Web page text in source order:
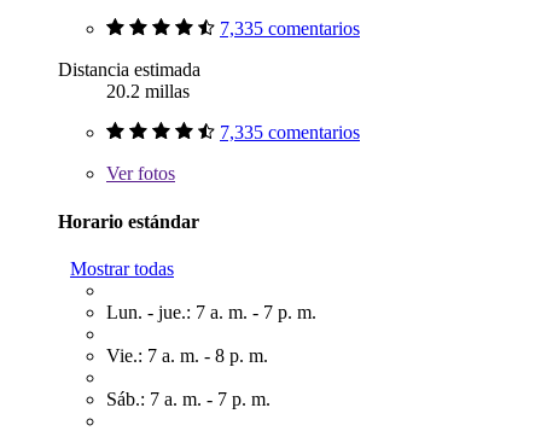
7,335 comentarios
Distancia estimada
20.2 millas
7,335 comentarios
Verfotos
Horario estándar
Mostrar todas
Lun. - jue.: 7 a. m. - 7 p. m.
Vie.: 7 a. m. - 8 p. m.
Sáb.: 7 a. m. - 7 p. m.